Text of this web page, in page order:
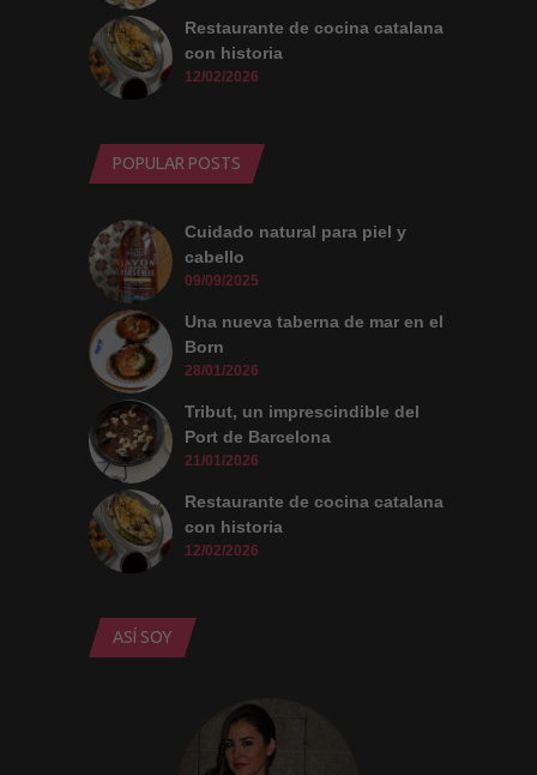
Restaurante de cocina catalana
con historia
12/02/2026
POPULAR POSTS
Cuidado natural para piel y
cabello
09/09/2025
Una nueva taberna de mar en el
Born
28/01/2026
Tribut, un imprescindible del
Port de Barcelona
21/01/2026
Restaurante de cocina catalana
con historia
12/02/2026
ASÍ SOY